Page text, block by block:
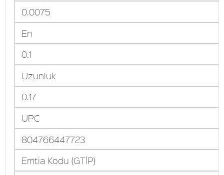
0.0075
En
0.1
Uzunluk
0.17
UPC
804766447723
Emtia Kodu (GTİP)